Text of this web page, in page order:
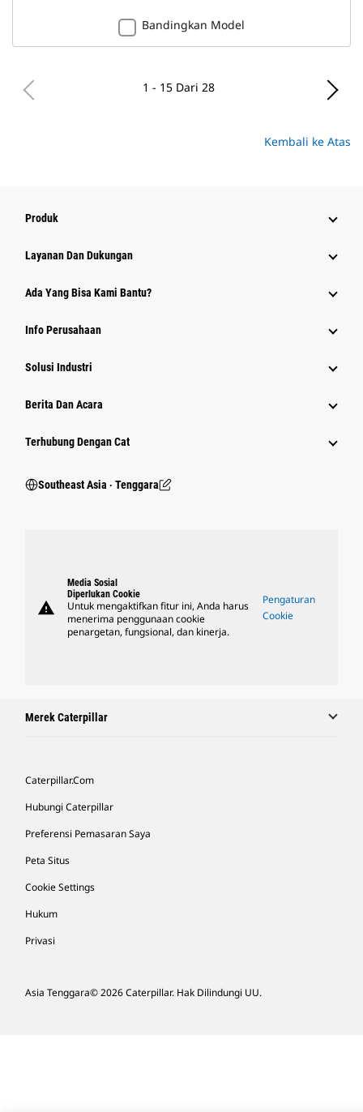
Bandingkan Model
1 - 15 Dari 28
Kembali ke Atas
Produk
Layanan Dan Dukungan
Ada Yang Bisa Kami Bantu?
Info Perusahaan
Solusi Industri
Berita Dan Acara
Terhubung Dengan Cat
Southeast Asia ‧ Tenggara
warning
Media Sosial
Diperlukan Cookie
Untuk mengaktifkan fitur ini, Anda harus
menerima penggunaan cookie
penargetan, fungsional, dan kinerja.
Pengaturan
Cookie
Merek Caterpillar
Caterpillar.com
Hubungi Caterpillar
Preferensi Pemasaran Saya
Peta Situs
Cookie Settings
Hukum
Privasi
Asia Tenggara© 2026 Caterpillar. Hak Dilindungi UU.